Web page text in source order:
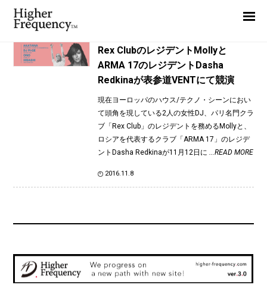
TAG: Dasha Redkina
Rex ClubのレジデントMollyと
ARMA 17のレジデントDasha
Redkinaが表参道VENTにて競演
現在ヨーロッパのハウス/テクノ・シーンにおい
て頭角を現している2人の女性DJ、パリ名門クラ
ブ「Rex Club」のレジデントを務めるMollyと、
ロシアを代表するクラブ「ARMA 17」のレジデ
ントDasha Redkinaが11月12日に ...READ MORE
2016.11.8
News
Interview
Report